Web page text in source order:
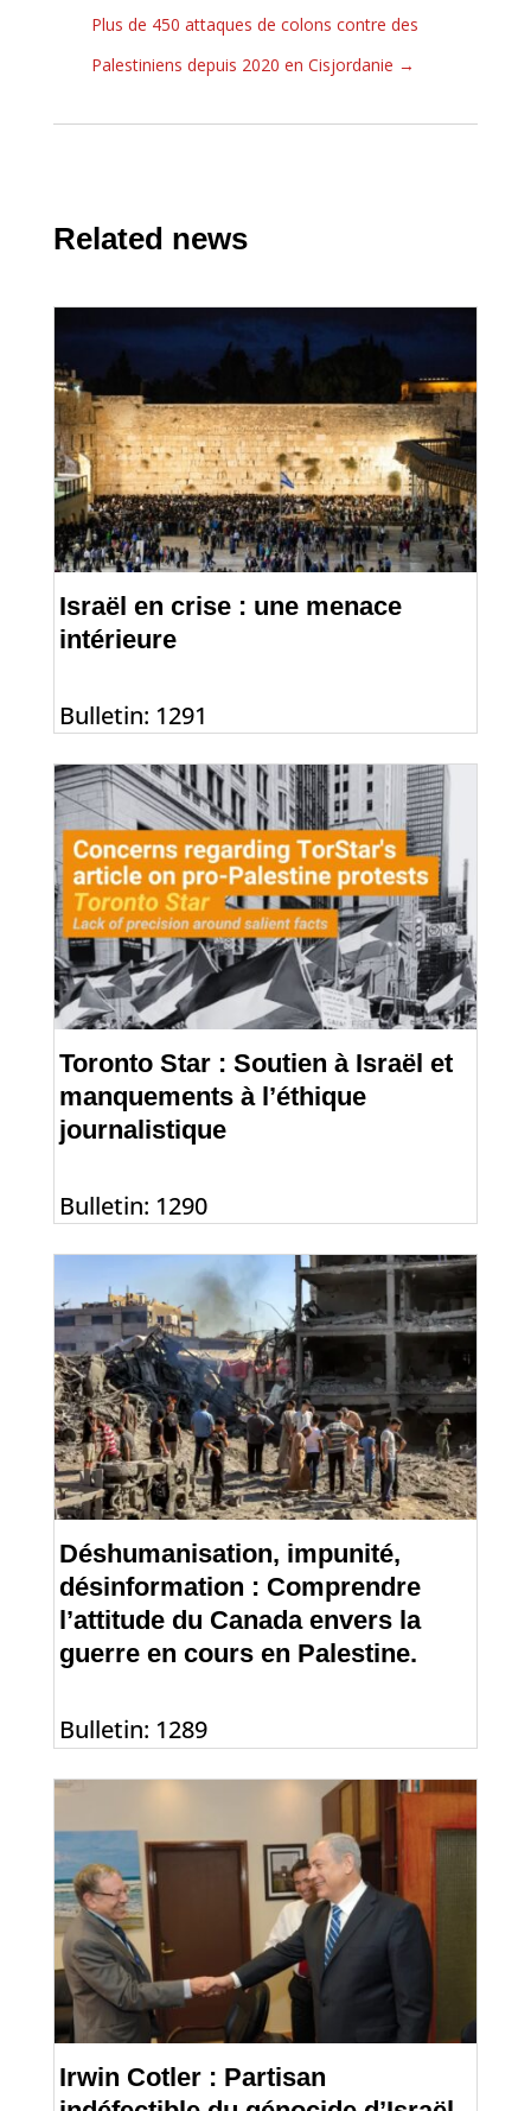
Plus de 450 attaques de colons contre des
Palestiniens depuis 2020 en Cisjordanie →
Related news
Israël en crise : une menace
intérieure
Bulletin: 1291
Toronto Star : Soutien à Israël et
manquements à l’éthique
journalistique
Bulletin: 1290
Déshumanisation, impunité,
désinformation : Comprendre
l’attitude du Canada envers la
guerre en cours en Palestine.
Bulletin: 1289
Irwin Cotler : Partisan